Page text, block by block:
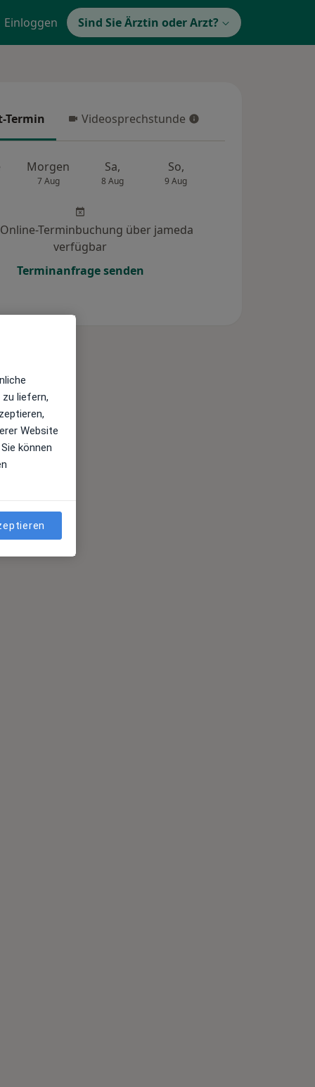
Einloggen Sind Sie Ärztin oder Arzt?
Termin Videosprechstunde
Videosprechstunde
Morgen
7 Aug
Sa,
8 Aug
So,
9 Aug
Terminbuchung über jameda
verfügbar
Terminanfrage senden
liefern,
Website
können